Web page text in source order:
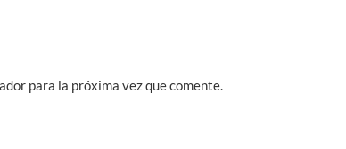
para la próxima vez que comente.